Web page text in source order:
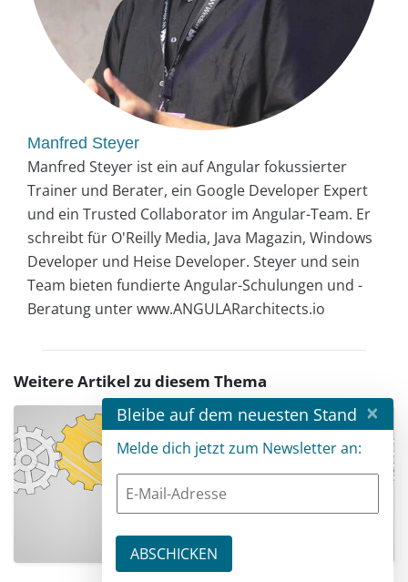
Manfred Steyer
Manfred Steyer ist ein auf Angular fokussierter
Trainer und Berater, ein Google Developer Expert
und ein Trusted Collaborator im Angular-Team. Er
schreibt für O'Reilly Media, Java Magazin, Windows
Developer und Heise Developer. Steyer und sein
Team bieten fundierte Angular-Schulungen und -
Beratung unter www.ANGULARarchitects.io
Weitere Artikel zu diesem Thema
Bleibe auf dem neuesten Stand ×
Melde dich jetzt zum Newsletter an: